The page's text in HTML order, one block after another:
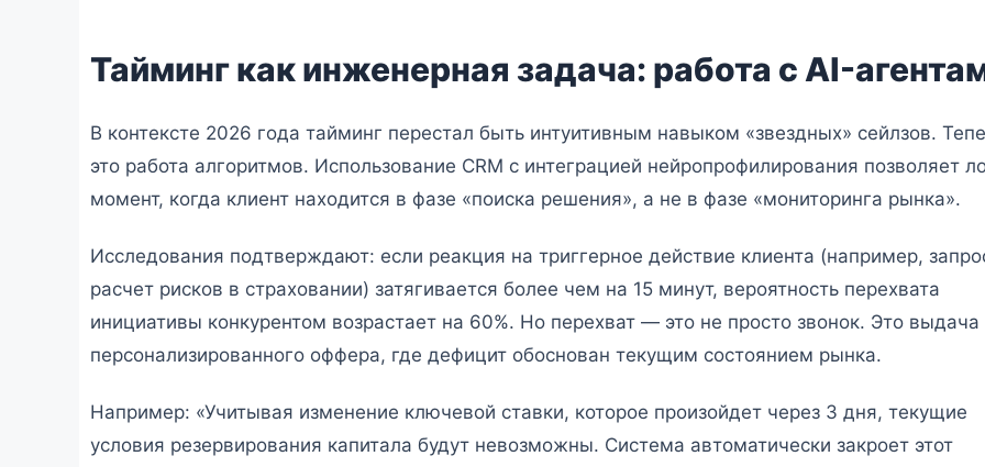
Тайминг как инженерная задача: работа с AI-
В контексте 2026 года тайминг перестал быть интуитивным навыком «звездных» сейлзов.
это работа алгоритмов. Использование CRM с интеграцией нейропрофилирования позволяет
момент, когда клиент находится в фазе «поиска решения», а не в фазе «мониторинга рынка».
Исследования подтверждают: если реакция на триггерное действие клиента (например,
расчет рисков в страховании) затягивается более чем на 15 минут, вероятность перехвата
инициативы конкурентом возрастает на 60%. Но перехват — это не просто звонок. Это выдача
персонализированного оффера, где дефицит обоснован текущим состоянием рынка.
Например: «Учитывая изменение ключевой ставки, которое произойдет через 3 дня, текущие
условия резервирования капитала будут невозможны. Система автоматически закроет этот